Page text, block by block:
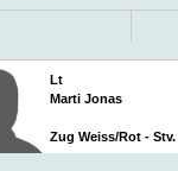
Lt
Marti Jonas
Zug Weiss/Rot - Stv.